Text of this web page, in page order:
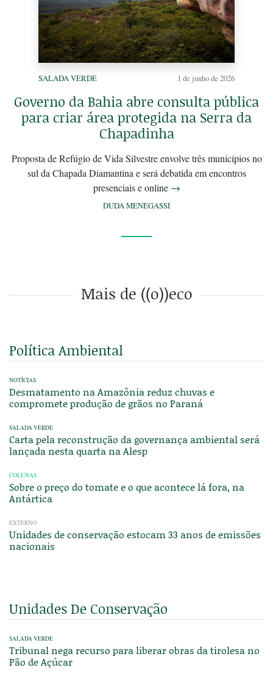
SALADA VERDE 1 de junho de 2026
Governo da Bahia abre consulta pública
para criar área protegida na Serra da
Chapadinha
Proposta de Refúgio de Vida Silvestre envolve três municípios no
sul da Chapada Diamantina e será debatida em encontros
presenciais e online →
DUDA MENEGASSI
Mais de ((o))eco
Política Ambiental
NOTÍCIAS
Desmatamento na Amazônia reduz chuvas e
compromete produção de grãos no Paraná
SALADA VERDE
Carta pela reconstrução da governança ambiental será
lançada nesta quarta na Alesp
COLUNAS
Sobre o preço do tomate e o que acontece lá fora, na
Antártica
EXTERNO
Unidades de conservação estocam 33 anos de emissões
nacionais
Unidades De Conservação
SALADA VERDE
Tribunal nega recurso para liberar obras da tirolesa no
Pão de Açúcar